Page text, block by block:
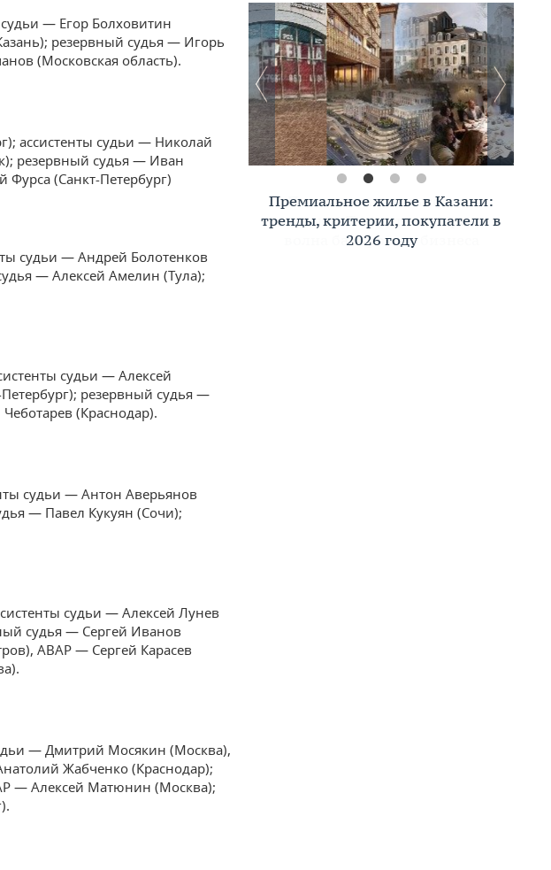
— Егор Болховитин
резервный судья — Игорь
(Московская область).
ассистенты судьи — Николай
резервный судья — Иван
Фурса (Санкт-Петербург)
судьи — Андрей Болотенков
— Алексей Амелин (Тула);
судьи — Алексей
резервный судья —
(Краснодар).
судьи — Антон Аверьянов
— Павел Кукуян (Сочи);
судьи — Алексей Лунев
судья — Сергей Иванов
АВАР — Сергей Карасев
— Дмитрий Мосякин (Москва),
Жабченко (Краснодар);
— Алексей Матюнин (Москва);
Премиальное жилье в Казани:
тренды, критерии, покупатели в
2026 году